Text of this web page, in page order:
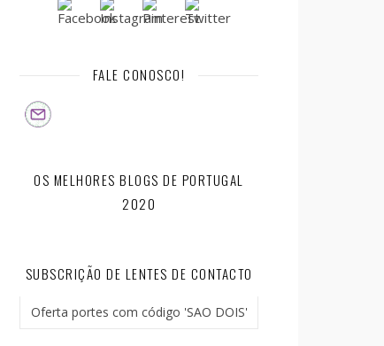
FALE CONOSCO!
OS MELHORES BLOGS DE PORTUGAL
2020
SUBSCRIÇÃO DE LENTES DE CONTACTO
Oferta portes com código 'SAO DOIS'